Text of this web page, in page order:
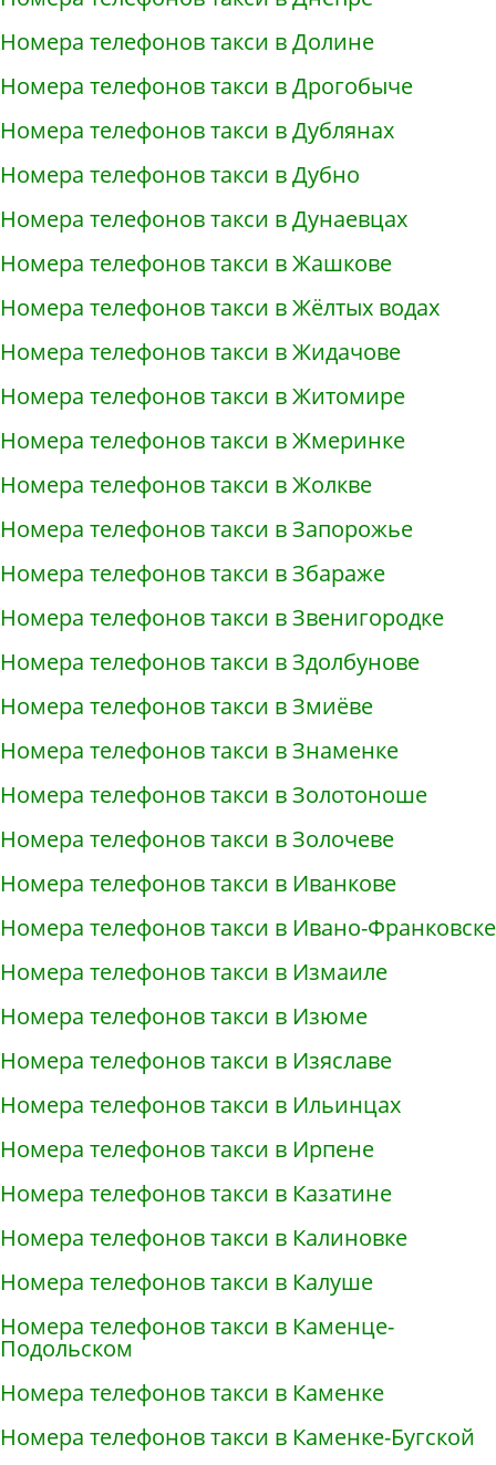
Номера телефонов такси в Долине
Номера телефонов такси в Дрогобыче
Номера телефонов такси в Дублянах
Номера телефонов такси в Дубно
Номера телефонов такси в Дунаевцах
Номера телефонов такси в Жашкове
Номера телефонов такси в Жёлтых водах
Номера телефонов такси в Жидачове
Номера телефонов такси в Житомире
Номера телефонов такси в Жмеринке
Номера телефонов такси в Жолкве
Номера телефонов такси в Запорожье
Номера телефонов такси в Збараже
Номера телефонов такси в Звенигородке
Номера телефонов такси в Здолбунове
Номера телефонов такси в Змиёве
Номера телефонов такси в Знаменке
Номера телефонов такси в Золотоноше
Номера телефонов такси в Золочеве
Номера телефонов такси в Иванкове
Номера телефонов такси в Ивано-Франковске
Номера телефонов такси в Измаиле
Номера телефонов такси в Изюме
Номера телефонов такси в Изяславе
Номера телефонов такси в Ильинцах
Номера телефонов такси в Ирпене
Номера телефонов такси в Казатине
Номера телефонов такси в Калиновке
Номера телефонов такси в Калуше
Номера телефонов такси в Каменце-
Подольском
Номера телефонов такси в Каменке
Номера телефонов такси в Каменке-Бугской